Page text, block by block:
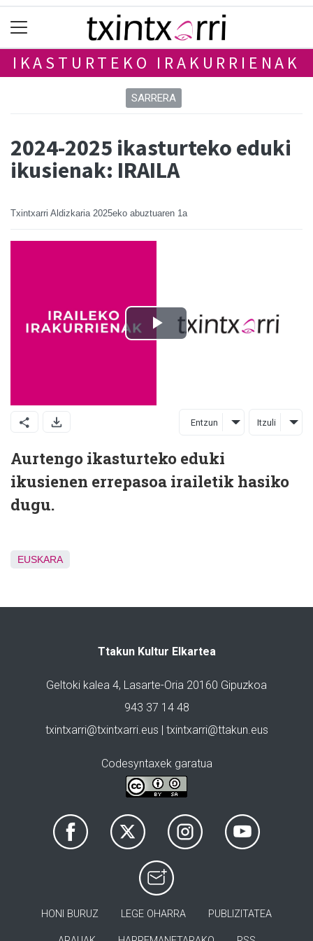
IKASTURTEKO IRAKURRIENAK
SARRERA
2024-2025 ikasturteko eduki
ikusienak: IRAILA
Txintxarri Aldizkaria 2025eko abuztuaren 1a
Entzun Itzuli
Aurtengo ikasturteko eduki
ikusienen errepasoa irailetik hasiko
dugu.
EUSKARA
Ttakun Kultur Elkartea
Geltoki kalea 4, Lasarte-Oria 20160 Gipuzkoa
943 37 14 48
txintxarri@txintxarri.eus | txintxarri@ttakun.eus
Codesyntaxek garatua
HONI BURUZ LEGE OHARRA PUBLIZITATEA